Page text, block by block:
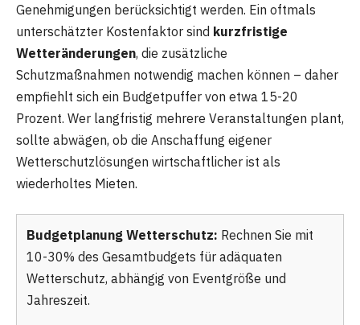
Genehmigungen berücksichtigt werden. Ein oftmals
unterschätzter Kostenfaktor sind kurzfristige
Wetteränderungen, die zusätzliche
Schutzmaßnahmen notwendig machen können – daher
empfiehlt sich ein Budgetpuffer von etwa 15-20
Prozent. Wer langfristig mehrere Veranstaltungen plant,
sollte abwägen, ob die Anschaffung eigener
Wetterschutzlösungen wirtschaftlicher ist als
wiederholtes Mieten.
Budgetplanung Wetterschutz: Rechnen Sie mit
10-30% des Gesamtbudgets für adäquaten
Wetterschutz, abhängig von Eventgröße und
Jahreszeit.